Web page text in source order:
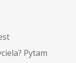
Pytam